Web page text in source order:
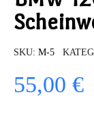
SKU M-5
55,00 €